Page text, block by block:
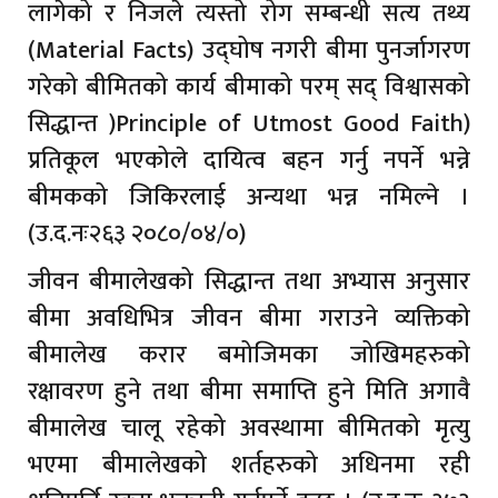
लागेको र निजले त्यस्तो रोग सम्बन्धी सत्य तथ्य
(Material Facts) उद्घोष नगरी बीमा पुनर्जागरण
गरेको बीमितको कार्य बीमाको परम् सद् विश्वासको
सिद्धान्त )Principle of Utmost Good Faith)
प्रतिकूल भएकोले दायित्व बहन गर्नु नपर्ने भन्ने
बीमकको जिकिरलाई अन्यथा भन्न नमिल्ने ।
(उ.द.नः२६३ २०८०/०४/०)
जीवन बीमालेखको सिद्धान्त तथा अभ्यास अनुसार
बीमा अवधिभित्र जीवन बीमा गराउने व्यक्तिको
बीमालेख करार बमोजिमका जोखिमहरुको
रक्षावरण हुने तथा बीमा समाप्ति हुने मिति अगावै
बीमालेख चालू रहेको अवस्थामा बीमितको मृत्यु
भएमा बीमालेखको शर्तहरुको अधिनमा रही